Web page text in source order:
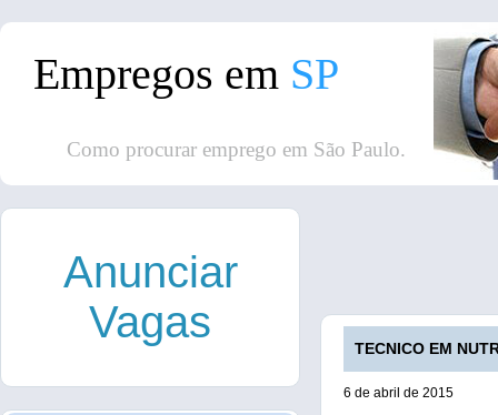
Empregos em SP
Como procurar emprego em São Paulo.
TECNICO EM
6 de abril de 2015
Anunciar
Vagas